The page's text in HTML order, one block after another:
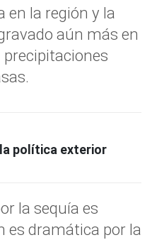
en la región y la
aún más en
política exterior
la sequía es
es dramática por la